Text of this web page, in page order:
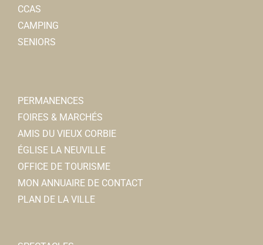
CCAS
CAMPING
SENIORS
PERMANENCES
FOIRES & MARCHÉS
AMIS DU VIEUX CORBIE
ÉGLISE LA NEUVILLE
OFFICE DE TOURISME
MON ANNUAIRE DE CONTACT
PLAN DE LA VILLE